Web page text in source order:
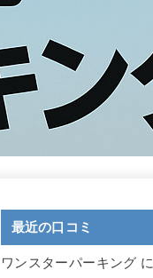
最近の口コミ
ワンスターパーキング に